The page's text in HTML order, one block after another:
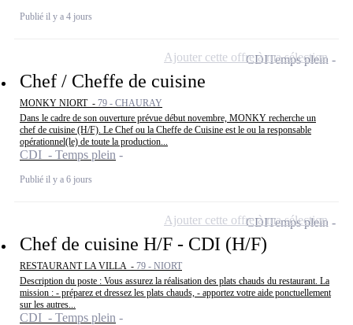
Publié il y a 4 jours
Chef / Cheffe de cuisine
MONKY NIORT - 79 - CHAURAY
Dans le cadre de son ouverture prévue début novembre, MONKY recherche un
chef de cuisine (H/F). Le Chef ou la Cheffe de Cuisine est le ou la responsable
opérationnel(le) de toute la production...
CDI - Temps plein
Publié il y a 6 jours
CDITemps plein
Ajouter cette offre à ma sélection
Chef de cuisine H/F - CDI (H/F)
RESTAURANT LA VILLA - 79 - NIORT
Description du poste : Vous assurez la réalisation des plats chauds du restaurant. La
mission : - préparez et dressez les plats chauds, - apportez votre aide ponctuellement
sur les autres...
CDI - Temps plein
CDITemps plein
Ajouter cette offre à ma sélection